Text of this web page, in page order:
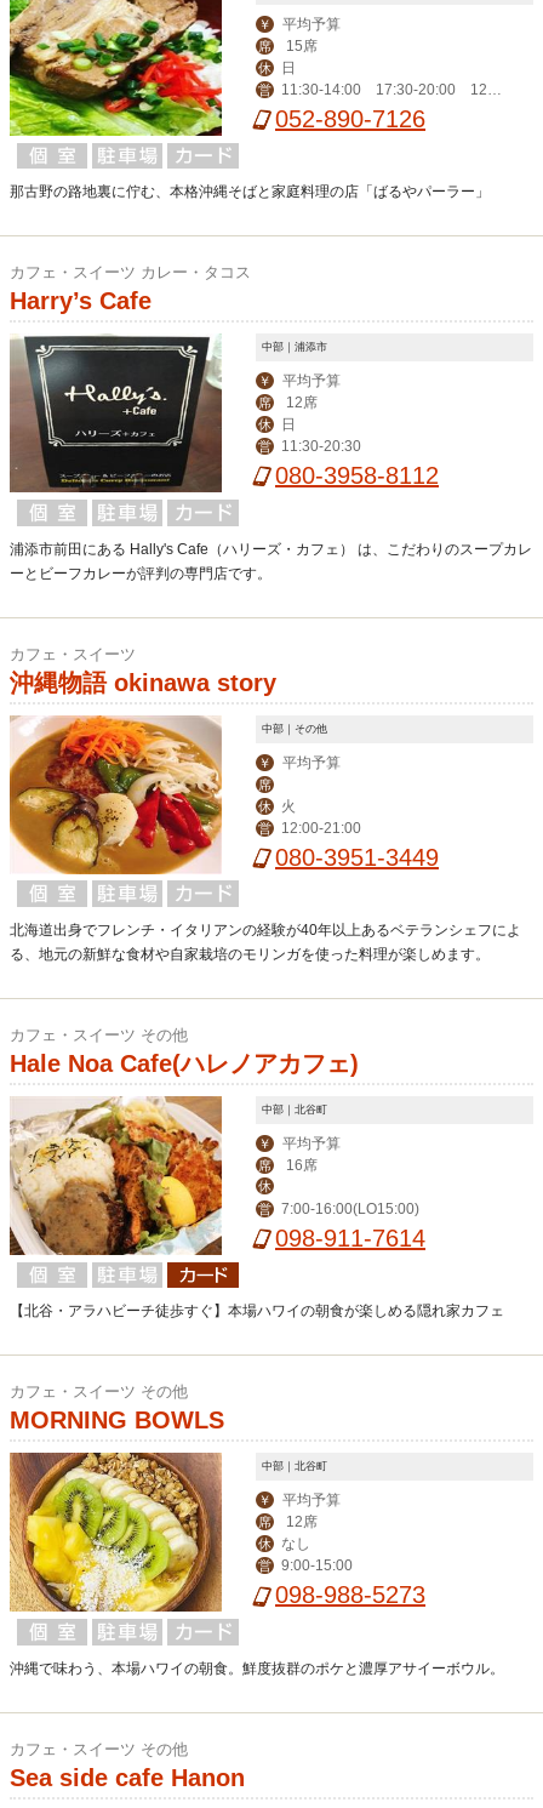
￥ 平均予算
席 15席
休 日
営
11:30-14:00 17:30-20:00 12:0
0-15:00（土曜のみ）
052-890-7126
那古野の路地裏に佇む、本格沖縄そばと家庭料理の店「ばるやパーラー」
カフェ・スイーツ カレー・タコス
Harry’s Cafe
中部｜浦添市
￥ 平均予算
席 12席
休 日
営 11:30-20:30
080-3958-8112
浦添市前田にある Hally's Cafe（ハリーズ・カフェ） は、こだわりのスープカレ
ーとビーフカレーが評判の専門店です。
カフェ・スイーツ
沖縄物語 okinawa story
中部｜その他
￥ 平均予算
席
休
火
営 12:00-21:00
080-3951-3449
北海道出身でフレンチ・イタリアンの経験が40年以上あるベテランシェフによ
る、地元の新鮮な食材や自家栽培のモリンガを使った料理が楽しめます。
カフェ・スイーツ その他
Hale Noa Cafe(ハレノアカフェ)
中部｜北谷町
￥ 平均予算
席 16席
休
営
7:00-16:00(LO15:00)
098-911-7614
【北谷・アラハビーチ徒歩すぐ】本場ハワイの朝食が楽しめる隠れ家カフェ
カフェ・スイーツ その他
MORNING BOWLS
中部｜北谷町
￥ 平均予算
席 12席
休 なし
営 9:00-15:00
098-988-5273
沖縄で味わう、本場ハワイの朝食。鮮度抜群のポケと濃厚アサイーボウル。
カフェ・スイーツ その他
Sea side cafe Hanon